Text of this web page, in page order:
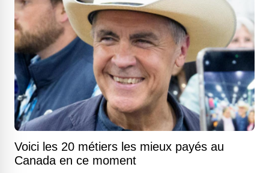
Voici les 20 métiers les mieux payés au
Canada en ce moment